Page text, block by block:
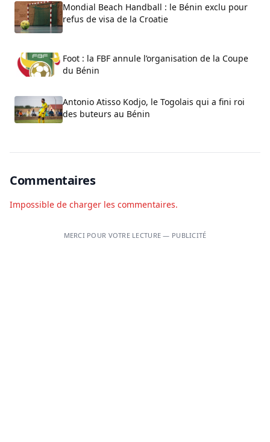
Mondial Beach Handball : le Bénin exclu pour
refus de visa de la Croatie
Foot : la FBF annule l’organisation de la Coupe
du Bénin
Antonio Atisso Kodjo, le Togolais qui a fini roi
des buteurs au Bénin
Commentaires
Impossible de charger les commentaires.
MERCI POUR VOTRE LECTURE — PUBLICITÉ